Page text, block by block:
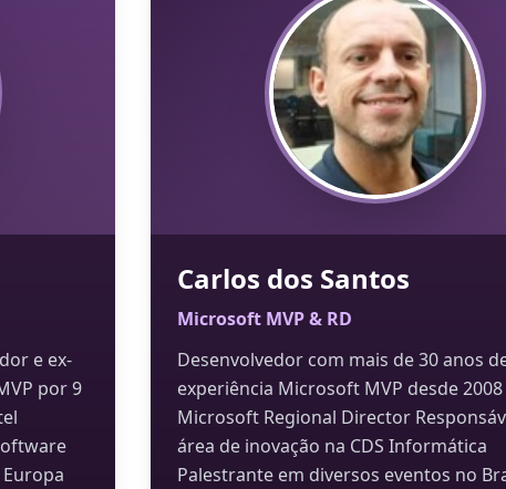
e ex-
por 9
Carlos dos Santos
Microsoft MVP & RD
Desenvolvedor com mais de 30 anos
experiência Microsoft MVP desde 2008
Microsoft Regional Director
área de inovação na CDS Informática
Palestrante em diversos eventos no